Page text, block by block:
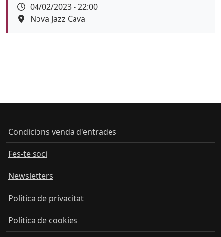
Data
04/02/2023 - 22:00
Espai
Nova Jazz Cava
Condicions venda d'entrades
Fes-te soci
Newsletters
Política de privacitat
Política de cookies